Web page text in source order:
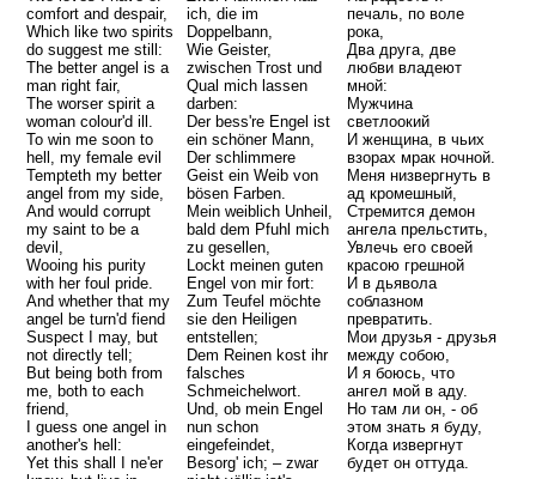
comfort and despair,
Which like two spirits
do suggest me still:
The better angel is a
man right fair,
The worser spirit a
woman colour'd ill.
To win me soon to
hell, my female evil
Tempteth my better
angel from my side,
And would corrupt
my saint to be a
devil,
Wooing his purity
with her foul pride.
And whether that my
angel be turn'd fiend
Suspect I may, but
not directly tell;
But being both from
me, both to each
friend,
I guess one angel in
another's hell:
Yet this shall I ne'er
ich, die im
Doppelbann,
Wie Geister,
zwischen Trost und
Qual mich lassen
darben:
Der bess're Engel ist
ein schöner Mann,
Der schlimmere
Geist ein Weib von
bösen Farben.
Mein weiblich Unheil,
bald dem Pfuhl mich
zu gesellen,
Lockt meinen guten
Engel von mir fort:
Zum Teufel möchte
sie den Heiligen
entstellen;
Dem Reinen kost ihr
falsches
Schmeichelwort.
Und, ob mein Engel
nun schon
eingefeindet,
Besorg' ich; – zwar
печаль, по воле
рока,
Два друга, две
любви владеют
мной:
Мужчина
светлоокий
И женщина, в чьих
взорах мрак ночной.
Mеня низвергнуть в
ад кромешный,
Стремится демон
ангела прельстить,
Увлечь его своей
красою грешной
И в дьявола
соблазном
превратить.
Мои друзья - друзья
между собою,
И я боюсь, что
ангел мой в аду.
Но там ли он, - об
этом знать я буду,
Когда извергнут
будет он оттуда.